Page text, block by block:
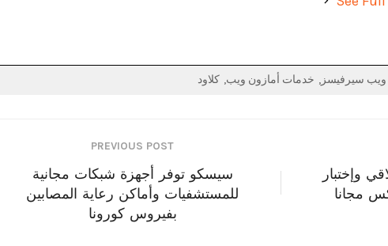
ويب سيرفيسز خدمات أمازون ويب كلاود
PREVIOUS POST
سيسكو توفر أجهزة شبكات مجانية
للمستشفيات وأماكن رعاية المصابين
بفيروس كورونا
وإختبار
مجانا